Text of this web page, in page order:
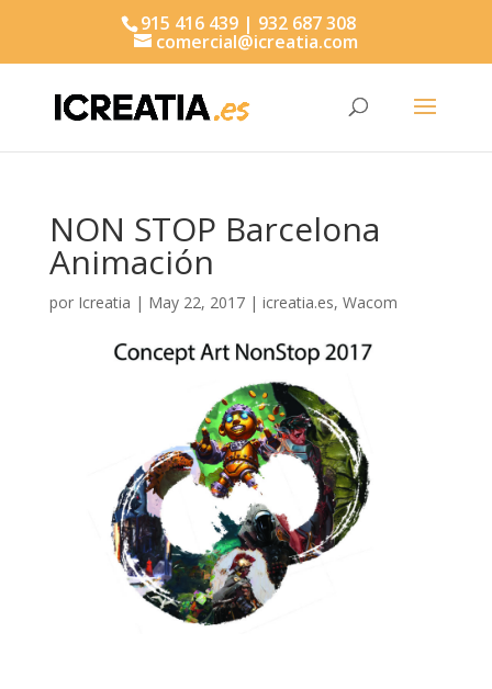
915 416 439 | 932 687 308
comercial@icreatia.com
NON STOP Barcelona
Animación
por Icreatia | May 22, 2017| icreatia.es, Wacom